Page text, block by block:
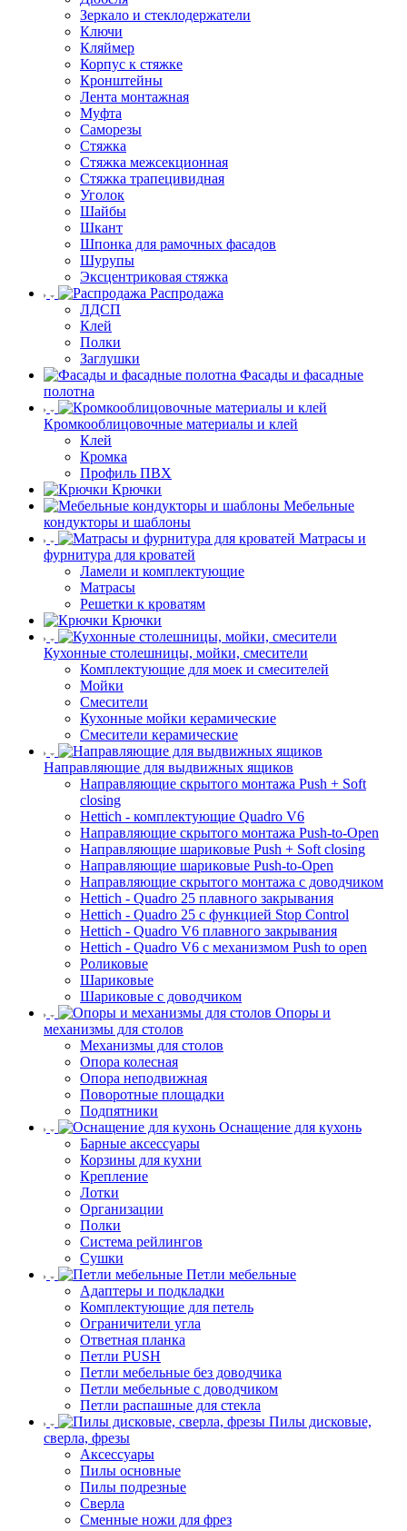
Зеркало и стеклодержатели
Ключи
Кляймер
Корпус к стяжке
Кронштейны
Лента монтажная
Муфта
Саморезы
Стяжка
Стяжка межсекционная
Стяжка трапецивидная
Уголок
Шайбы
Шкант
Шпонка для рамочных фасадов
Шурупы
Эксцентриковая стяжка
Распродажа
ЛДСП
Клей
Полки
Заглушки
Фасады и фасадные
полотна
Кромкооблицовочные материалы и клей
Клей
Кромка
Профиль ПВХ
Крючки
Мебельные
кондукторы и шаблоны
Матрасы и
фурнитура для кроватей
Ламели и комплектующие
Матрасы
Решетки к кроватям
Крючки
Кухонные столешницы, мойки, смесители
Комплектующие для моек и смесителей
Мойки
Смесители
Кухонные мойки керамические
Смесители керамические
Направляющие для выдвижных ящиков
Направляющие скрытого монтажа Push + Soft
closing
Hettich - комплектующие Quadro V6
Направляющие скрытого монтажа Push-to-Open
Направляющие шариковые Push + Soft closing
Направляющие шариковые Push-to-Open
Направляющие скрытого монтажа с доводчиком
Hettich - Quadro 25 плавного закрывания
Hettich - Quadro 25 с функцией Stop Control
Hettich - Quadro V6 плавного закрывания
Hettich - Quadro V6 с механизмом Push to open
Роликовые
Шариковые
Шариковые с доводчиком
Опоры и
механизмы для столов
Механизмы для столов
Опора колесная
Опора неподвижная
Поворотные площадки
Подпятники
Оснащение для кухонь
Барные аксессуары
Корзины для кухни
Крепление
Лотки
Организации
Полки
Система рейлингов
Сушки
Петли мебельные
Адаптеры и подкладки
Комплектующие для петель
Ограничители угла
Ответная планка
Петли PUSH
Петли мебельные без доводчика
Петли мебельные с доводчиком
Петли распашные для стекла
Пилы дисковые,
сверла, фрезы
Аксессуары
Пилы основные
Пилы подрезные
Сверла
Сменные ножи для фрез